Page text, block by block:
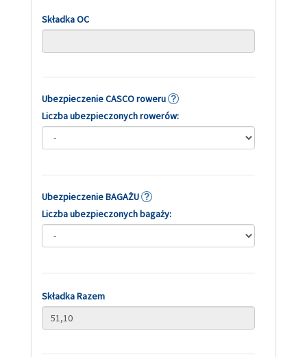
Składka OC
Ubezpieczenie CASCO roweru
Liczba ubezpieczonych rowerów:
Ubezpieczenie BAGAŻU
Liczba ubezpieczonych bagaży:
Składka Razem